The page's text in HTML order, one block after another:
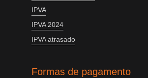
IPVA
IPVA 2024
IPVA atrasado
Formas de pagamento